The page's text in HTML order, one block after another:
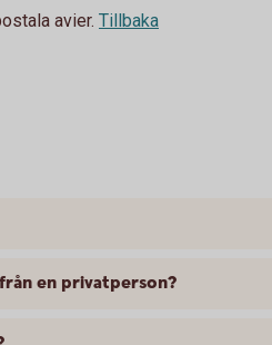
avier. Tillbaka
en privatperson?